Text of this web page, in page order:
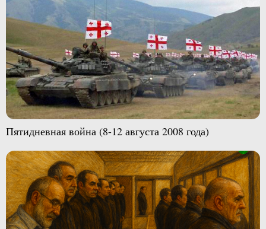
Пятидневная война (8-12 августа 2008 года)